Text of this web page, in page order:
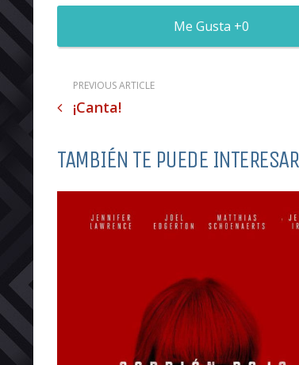
0
PREVIOUS ARTICLE
¡Canta!
TAMBIÉN TE PUEDE INTERESAR